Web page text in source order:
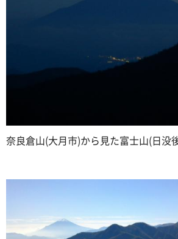
奈良倉山(大月市)から見た富士山(日没